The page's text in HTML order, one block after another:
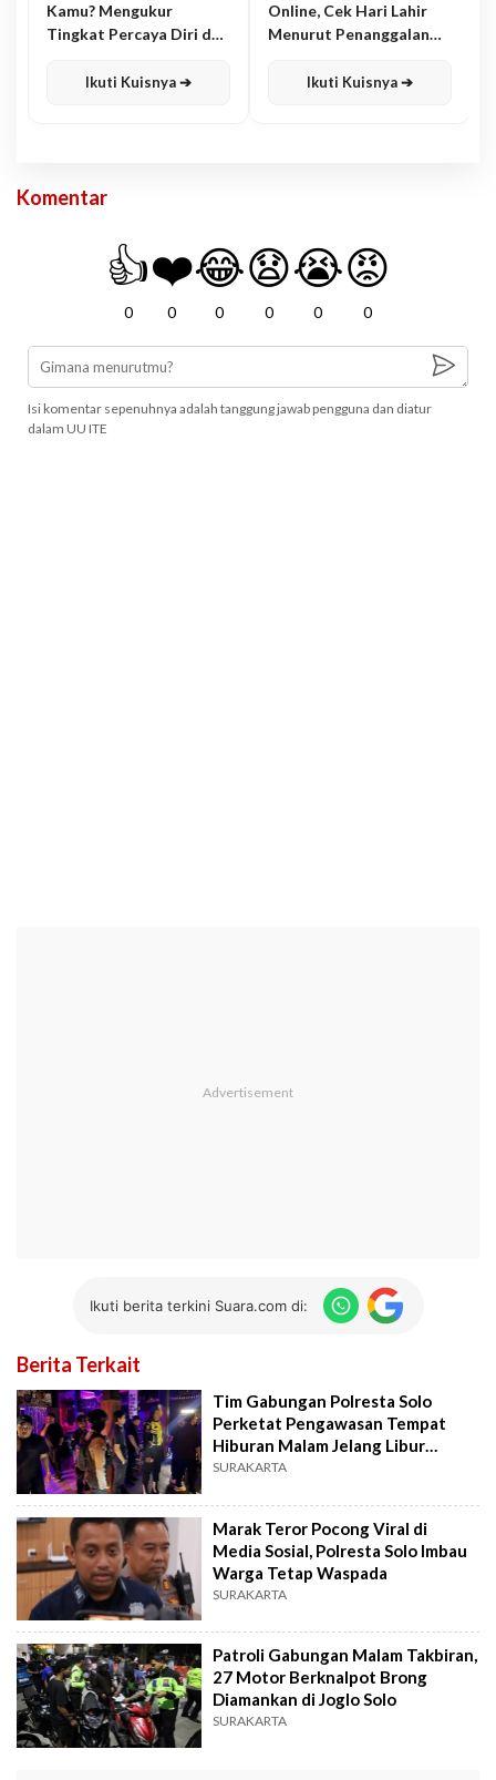
Kamu? Mengukur
Tingkat Percaya Diri dan
Ikuti Kuisnya ➔
Online, Cek Hari Lahir
Menurut Penanggalan
Ikuti Kuisnya ➔
Komentar
👍
0
❤️
0
😂
0
😧
0
😭
0
😡
0
Isi komentar sepenuhnya adalah tanggung jawab pengguna dan diatur
dalam UU ITE
Ikuti berita terkini Suara.com di:
Berita Terkait
Tim Gabungan Polresta Solo
Perketat Pengawasan Tempat
Hiburan Malam Jelang Libur
Panjang
SURAKARTA
Marak Teror Pocong Viral di
Media Sosial, Polresta Solo Imbau
Warga Tetap Waspada
SURAKARTA
Patroli Gabungan Malam Takbiran,
27 Motor Berknalpot Brong
Diamankan di Joglo Solo
SURAKARTA